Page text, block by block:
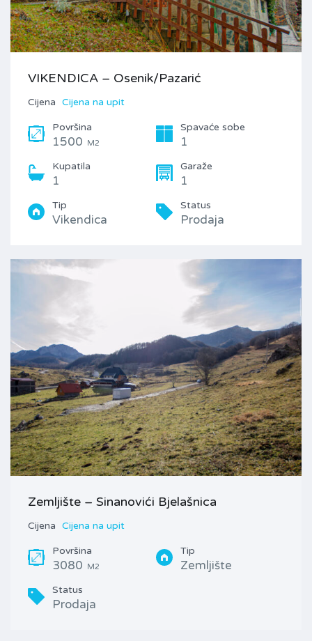
VIKENDICA – Osenik/Pazarić
Cijena Cijena na upit
Površina
1500 M2
Spavaće sobe
1
Kupatila
1
Garaže
1
Tip
Vikendica
Status
Prodaja
Zemljište – Sinanovići Bjelašnica
Cijena Cijena na upit
Površina
3080 M2
Tip
Zemljište
Status
Prodaja